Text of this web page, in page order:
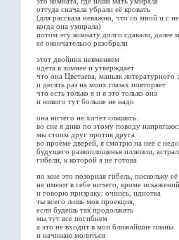
оттуда сначала убрали её кровать
(для рассказа неважно, что со мной и с
когда она умирала)
потом эту комнату долго сдавали, далее
её окончательно разобрали
этот двойник невменяем
одета в зимнее и утверждает
что она Цветаева, маньяк литературного
и десять раз на моих глазах повторяет
что есть только я и я это только она
и никого тут больше не надо
она ничего не хочет слышать.
во сне я дико по этому поводу
мы стоим друг против друга
во проёме дверей, я смотрю на неё с
будущего развоплощенья иллюзии,
гибели, к которой я не готова
по мне это позорная гибель, поскольку
не имеют в себе ничего, кроме
и говорю призраку: очнись, идиотка
ты всего лишь моя проекция,
если будешь так продолжать
мы тут все погибнем
а это не входит в мои ближайшие планы
и начинаю молиться